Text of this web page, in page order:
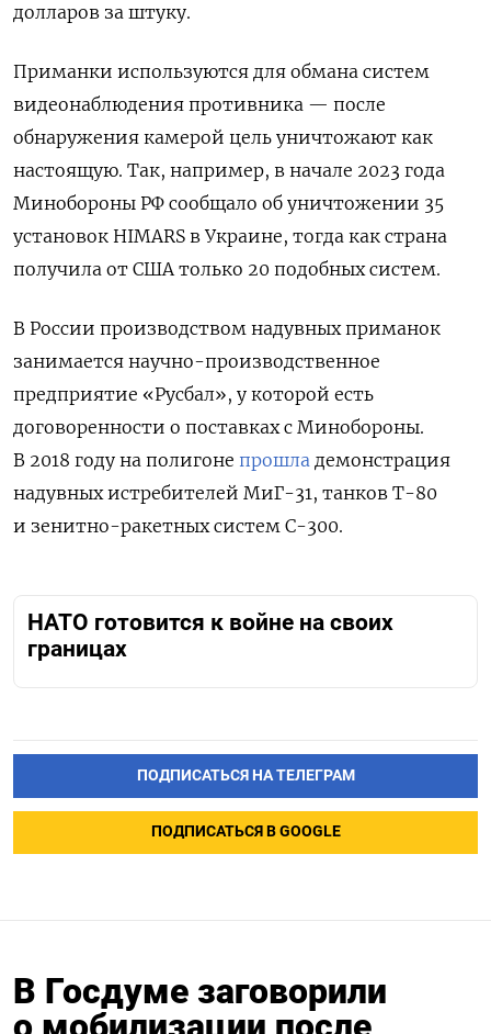
долларов за штуку.
Приманки используются для обмана систем
видеонаблюдения противника — после
обнаружения камерой цель уничтожают как
настоящую. Так, например, в начале 2023 года
Минобороны РФ сообщало об уничтожении 35
установок HIMARS в Украине, тогда как страна
получила от США только 20 подобных систем.
В России производством надувных приманок
занимается научно-производственное
предприятие «Русбал», у которой есть
договоренности о поставках с Минобороны.
В 2018 году на полигоне прошла демонстрация
надувных истребителей МиГ-31, танков Т-80
и зенитно-ракетных систем С-300.
НАТО готовится к войне на своих
границах
ПОДПИСАТЬСЯ НА ТЕЛЕГРАМ
ПОДПИСАТЬСЯ В GOOGLE
В Госдуме заговорили